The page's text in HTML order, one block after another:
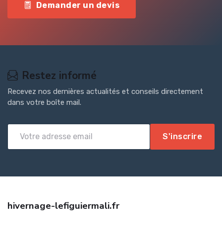
Demander un devis
Restez informé
Recevez nos dernières actualités et conseils directement
dans votre boîte mail.
S'inscrire
hivernage-lefiguiermali.fr